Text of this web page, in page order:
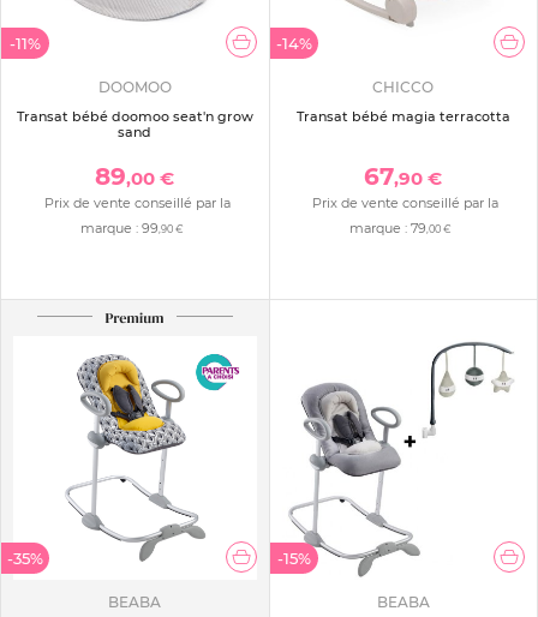
-11%
DOOMOO
Transat bébé doomoo seat'n grow
sand
89,00 €
Prix de vente conseillé par la
marque :99,90 €
-14%
CHICCO
Transat bébé magia terracotta
67,90 €
Prix de vente conseillé par la
marque :79,00 €
-35%
BEABA
-15%
BEABA